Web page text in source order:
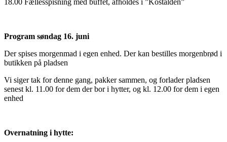
Program søndag 16. juni
Der spises morgenmad i egen enhed. Der kan bestilles morgenbrød i
butikken på pladsen
Vi siger tak for denne gang, pakker sammen, og forlader pladsen
senest kl. 11.00 for dem der bor i hytter, og kl. 12.00 for dem i egen
enhed
Overnatning i hytte: